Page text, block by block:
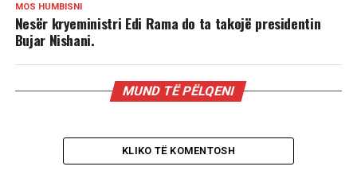
MOS HUMBISNI
Nesër kryeministri Edi Rama do ta takojë presidentin
Bujar Nishani.
MUND TË PËLQENI
KLIKO TË KOMENTOSH